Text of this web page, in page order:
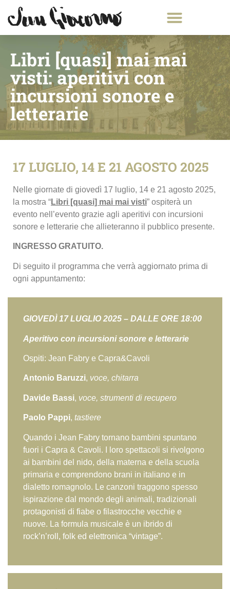
Libri [quasi] mai mai
visti: aperitivi con
incursioni sonore e
letterarie
17 LUGLIO, 14 E 21 AGOSTO 2025
Nelle giornate di giovedì 17 luglio, 14 e 21 agosto 2025,
la mostra “Libri [quasi] mai mai visti” ospiterà un
evento nell’evento grazie agli aperitivi con incursioni
sonore e letterarie che allieteranno il pubblico presente.
INGRESSO GRATUITO.
Di seguito il programma che verrà aggiornato prima di
ogni appuntamento:
GIOVEDÌ17 LUGLIO 2025 – DALLE ORE 18:00
Aperitivo con incursioni sonore e letterarie
Ospiti: Jean Fabry e Capra&Cavoli
Antonio Baruzzi, voce, chitarra
Davide Bassi, voce, strumenti di recupero
Paolo Pappi, tastiere
Quando i Jean Fabry tornano bambini spuntano
fuori i Capra & Cavoli. I loro spettacoli si rivolgono
ai bambini del nido, della materna e della scuola
primaria e comprendono brani in italiano e in
dialetto romagnolo. Le canzoni traggono spesso
ispirazione dal mondo degli animali, tradizionali
protagonisti di fiabe o filastrocche vecchie e
nuove. La formula musicale è un ibrido di
rock’n’roll, folk ed elettronica “vintage”.